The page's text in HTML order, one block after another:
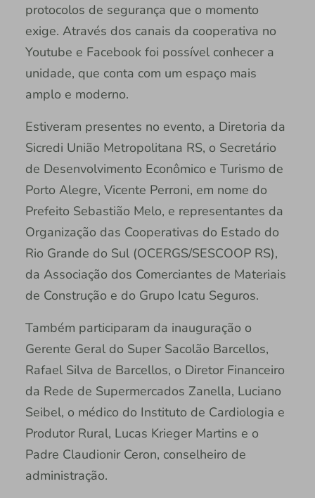
protocolos de segurança que o momento
exige. Através dos canais da cooperativa no
Youtube e Facebook foi possível conhecer a
unidade, que conta com um espaço mais
amplo e moderno.
Estiveram presentes no evento, a Diretoria da
Sicredi União Metropolitana RS, o Secretário
de Desenvolvimento Econômico e Turismo de
Porto Alegre, Vicente Perroni, em nome do
Prefeito Sebastião Melo, e representantes da
Organização das Cooperativas do Estado do
Rio Grande do Sul (OCERGS/SESCOOP RS),
da Associação dos Comerciantes de Materiais
de Construção e do Grupo Icatu Seguros.
Também participaram da inauguração o
Gerente Geral do Super Sacolão Barcellos,
Rafael Silva de Barcellos, o Diretor Financeiro
da Rede de Supermercados Zanella, Luciano
Seibel, o médico do Instituto de Cardiologia e
Produtor Rural, Lucas Krieger Martins e o
Padre Claudionir Ceron, conselheiro de
administração.